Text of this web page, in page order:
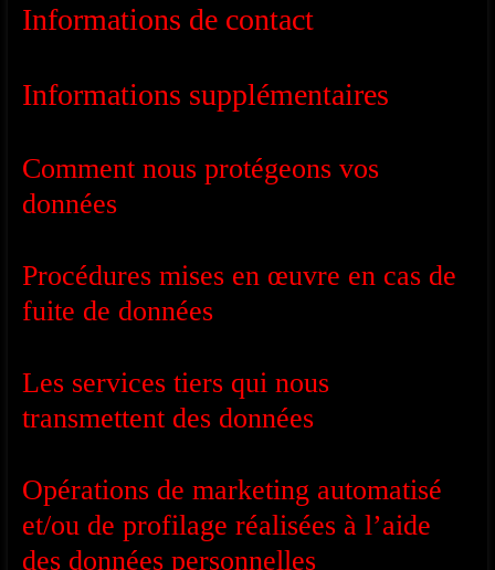
Informations de contact
Informations supplémentaires
Comment nous protégeons vos
données
Procédures mises en œuvre en cas de
fuite de données
Les services tiers qui nous
transmettent des données
Opérations de marketing automatisé
et/ou de profilage réalisées à l’aide
des données personnelles